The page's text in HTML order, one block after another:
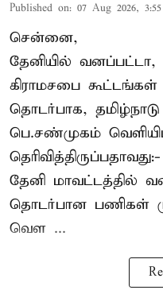
Published on: 07 Aug 2026,
சென்னை,
தேனியில் வனப்பட்டா,
கிராமசபை
தொடர்பாக,
பெ.சண்முகம்
தெரிவித்திருப்பதாவது:-
தேனி மாவட்டத்தில்
தொடர்பான பணிகள்
வெள ...